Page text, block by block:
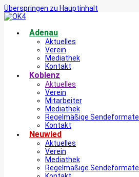
Überspringen zu Hauptinhalt
Adenau
Aktuelles
Verein
Mediathek
Kontakt
Koblenz
Aktuelles
Verein
Mitarbeiter
Mediathek
Regelmäßige Sendeformate
Kontakt
Neuwied
Aktuelles
Verein
Mediathek
Regelmäßige Sendeformate